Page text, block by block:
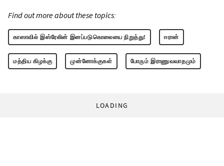
Find out more about these topics:
காஸாவில் இஸ்ரேலின் இனப்படுகொலையை நிறுத்து! ஈரான்
மத்திய கிழக்கு முன்னோக்குகள் போரும் இராணுவவாதமும்
LOADING